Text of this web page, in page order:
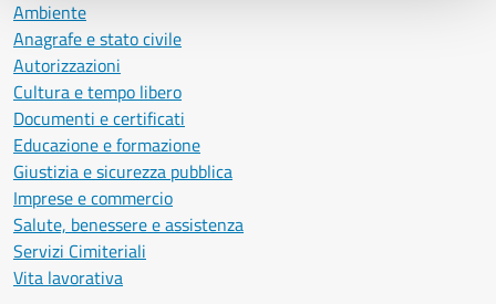
Ambiente
Anagrafe e stato civile
Autorizzazioni
Cultura e tempo libero
Documenti e certificati
Educazione e formazione
Giustizia e sicurezza pubblica
Imprese e commercio
Salute, benessere e assistenza
Servizi Cimiteriali
Vita lavorativa